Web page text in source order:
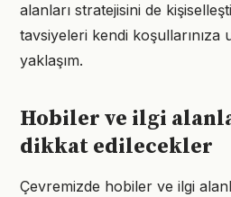
alanları stratejisini de
tavsiyeleri kendi koşullarınıza
yaklaşım.
Hobiler ve ilgi
dikkat edilecekler
Çevremizde hobiler ve ilgi